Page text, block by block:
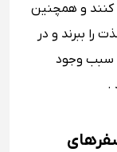
کنند و همچنین
را ببرند و در
سبب وجود
.